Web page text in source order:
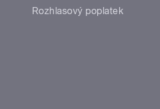
Rozhlasový poplatek